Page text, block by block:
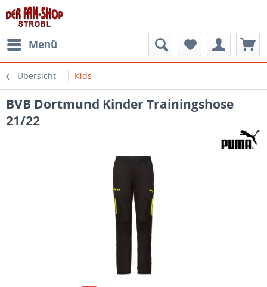
Menü
Übersicht Kids
BVB Dortmund Kinder Trainingshose
21/22